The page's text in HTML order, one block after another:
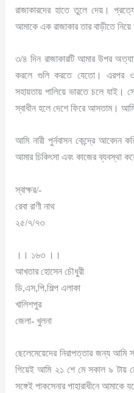
রাজাকারদের হাতে তুলে দেয়।
আমাকে এক রাজাকার তার বাড়ীতে নিয়ে
৩/৪ দিন রাজাকারটি আমার উপর
করলে গুলি করতে যেতো। এরপর
সহায়তায় পালিয়ে ভারতে চলে যাই।
স্বাধীন হলে দেশে ফিরে আসতাম।
আমি নারী পুর্নবাসন কেন্দ্রে আবেদন
আমার চিকিৎসা এবং কাজের ব্যবস্থা
স্বাক্ষর/-
রেবা রাণী নাথ
২৫/৭/৭৩
।। ১৬৩ ।।
আখতার হোসেন চৌধুরী
ডি,এস,পি,শিল্প এলাকা
খালিশপুর
জেলা- খুলনা
ছেলেমেয়েদের নিরাপত্তার জন্য
গিয়েই আমি ২১ শে মে সকাল ৯ টায়
সঙ্গেই পাকসেনার পাহারাধীনে আমাকে